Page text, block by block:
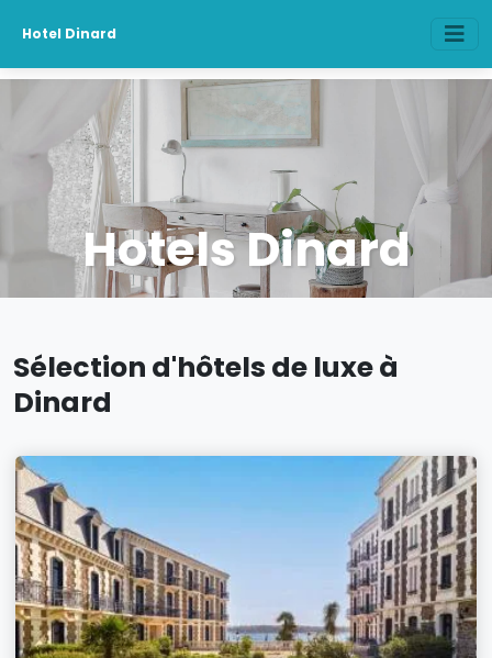
Hotel Dinard
Hotels Dinard
Sélection d'hôtels de luxe à
Dinard